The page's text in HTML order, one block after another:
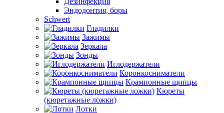
Эндодонтия, боры
Schwert
Гладилки
Зажимы
Зеркала
Зонды
Иглодержатели
Коронкосниматели
Крампонные щипцы
Кюреты
(кюретажные ложки)
Лотки